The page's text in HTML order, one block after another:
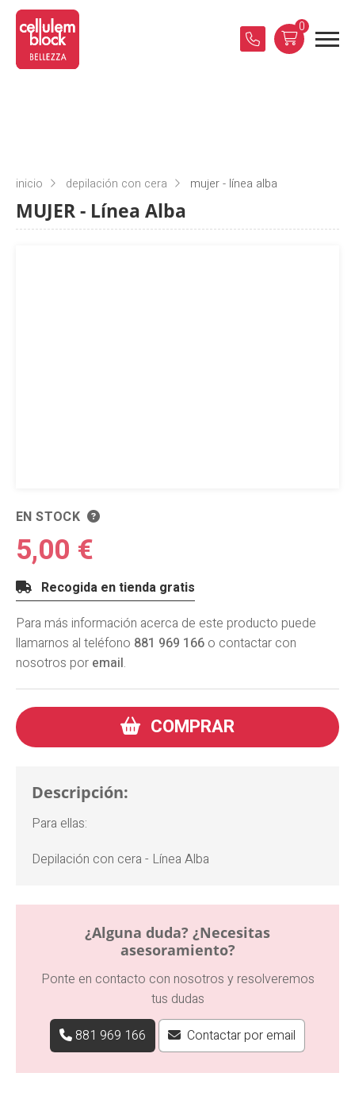
0
inicio depilación con cera mujer - línea alba
MUJER - Línea Alba
EN STOCK
5,00 €
Recogida en tienda gratis
Para más información acerca de este producto puede
llamarnos al teléfono 881 969 166 o contactar con
nosotros por email.
COMPRAR
Descripción:
Para ellas:
Depilación con cera - Línea Alba
¿Alguna duda? ¿Necesitas
asesoramiento?
Ponte en contacto con nosotros y resolveremos
tus dudas
881 969 166
Contactar por email